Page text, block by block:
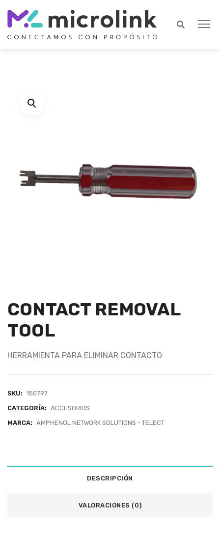
CONTACT REMOVAL
TOOL
HERRAMIENTA PARA ELIMINAR CONTACTO
SKU: 150797
CATEGORÍA: ACCESORIOS
MARCA: AMPHENOL NETWORK SOLUTIONS - TELECT
DESCRIPCIÓN
VALORACIONES (0)